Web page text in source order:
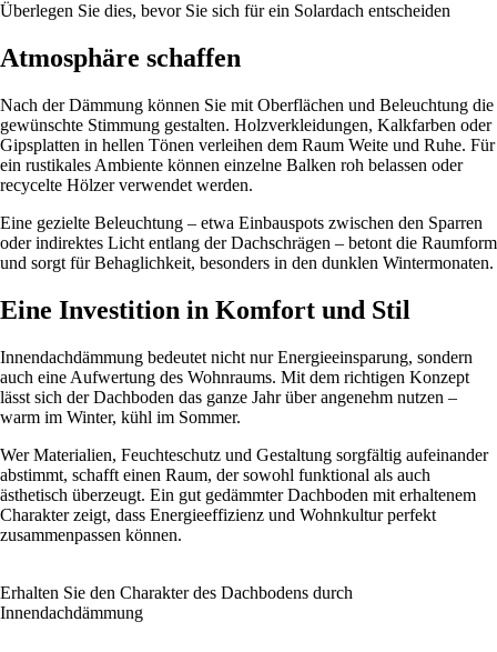
Überlegen Sie dies, bevor Sie sich für ein Solardach entscheiden
Atmosphäre schaffen
Nach der Dämmung können Sie mit Oberflächen und Beleuchtung die
gewünschte Stimmung gestalten. Holzverkleidungen, Kalkfarben oder
Gipsplatten in hellen Tönen verleihen dem Raum Weite und Ruhe. Für
ein rustikales Ambiente können einzelne Balken roh belassen oder
recycelte Hölzer verwendet werden.
Eine gezielte Beleuchtung – etwa Einbauspots zwischen den Sparren
oder indirektes Licht entlang der Dachschrägen – betont die Raumform
und sorgt für Behaglichkeit, besonders in den dunklen Wintermonaten.
Eine Investition in Komfort und Stil
Innendachdämmung bedeutet nicht nur Energieeinsparung, sondern
auch eine Aufwertung des Wohnraums. Mit dem richtigen Konzept
lässt sich der Dachboden das ganze Jahr über angenehm nutzen –
warm im Winter, kühl im Sommer.
Wer Materialien, Feuchteschutz und Gestaltung sorgfältig aufeinander
abstimmt, schafft einen Raum, der sowohl funktional als auch
ästhetisch überzeugt. Ein gut gedämmter Dachboden mit erhaltenem
Charakter zeigt, dass Energieeffizienz und Wohnkultur perfekt
zusammenpassen können.
Erhalten Sie den Charakter des Dachbodens durch
Innendachdämmung